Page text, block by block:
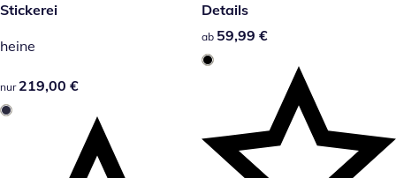
Stickerei
heine
219,00 €
nur 219,00 €
Details
59,99 €
ab 59,99 €